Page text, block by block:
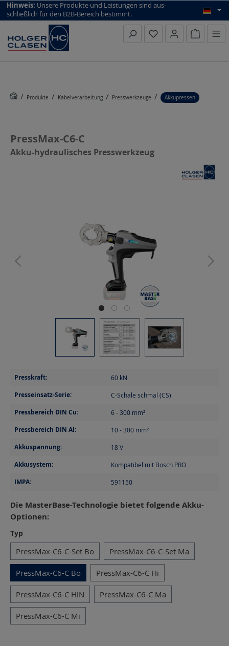
top scroll helper
Hinweis: Unsere Produkte und Leistungen sind aus­
schließlich für den B2B-Bereich bestimmt.
Produkte Kabelverarbeitung Presswerkzeuge Akkupressen
PressMax-C6-C
Akku-hydraulisches Presswerkzeug
Presskraft: 60 kN
Presseinsatz-Serie: C-Schale schmal (CS)
Pressbereich DIN Cu: 6 - 300 mm²
Pressbereich DIN Al: 10 - 300 mm²
Akkuspannung: 18 V
Akkusystem: Kompatibel mit Bosch PRO
IMPA: 591150
Die MasterBase-Technologie bietet folgende Akku-
Optionen:
Typ
PressMax-C6-C-Set Bo PressMax-C6-C-Set Ma
PressMax-C6-C Bo PressMax-C6-C Hi
PressMax-C6-C HiN PressMax-C6-C Ma
PressMax-C6-C Mi